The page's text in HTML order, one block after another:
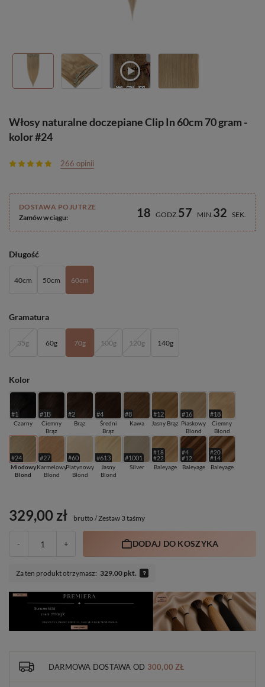
Włosy naturalne doczepiane Clip In 60cm 70 gram -
kolor #24
266 opinii
Długość
40cm 50cm 60cm
Gramatura
35g 60g 70g 100g 120g 140g
Kolor
#1
Czarny
#1B
Ciemny
Brąz
#2
Brąz
#4
Średni
Brąz
#8
Kawa
#12
Jasny Brąz
#16
Piaskowy
Blond
#18
Ciemny
Blond
#24
Miodowy
Blond
#27
Karmelowy
Blond
#60
Platynowy
Blond
#613
Jasny
Blond
#1001
Silver
#18
#22
Baleyage
#4
#12
Baleyage
#20
#14
Baleyage
DOSTAWA POJUTRZE
Zamów w ciągu:
18 GODZ57 MIN31 SEK
329,00 zł brutto /Zestaw 3 taśmy
- + DODAJ DO KOSZYKA
Za ten produkt otrzymasz: 329.00 pkt.
DARMOWA DOSTAWA OD 300,00 ZŁ